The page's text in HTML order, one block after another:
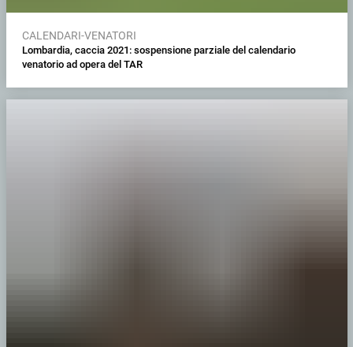
CALENDARI-VENATORI
Lombardia, caccia 2021: sospensione parziale del calendario
venatorio ad opera del TAR